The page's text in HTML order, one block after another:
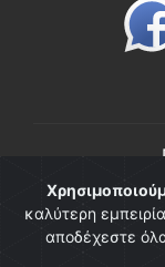
© Copyright
καλύτερη
αποδέχεστε